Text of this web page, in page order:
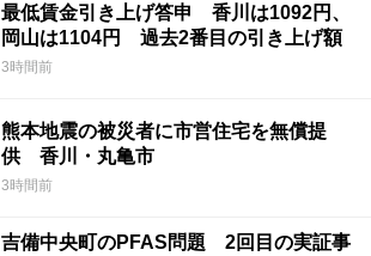
最低賃金引き上げ答申 香川は1092円、
岡山は1104円 過去2番目の引き上げ額
3時間前
熊本地震の被災者に市営住宅を無償提
供 香川・丸亀市
3時間前
吉備中央町のPFAS問題 2回目の実証事